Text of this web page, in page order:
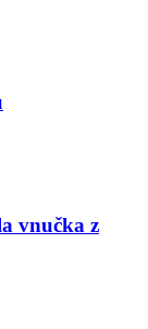
vnučka z